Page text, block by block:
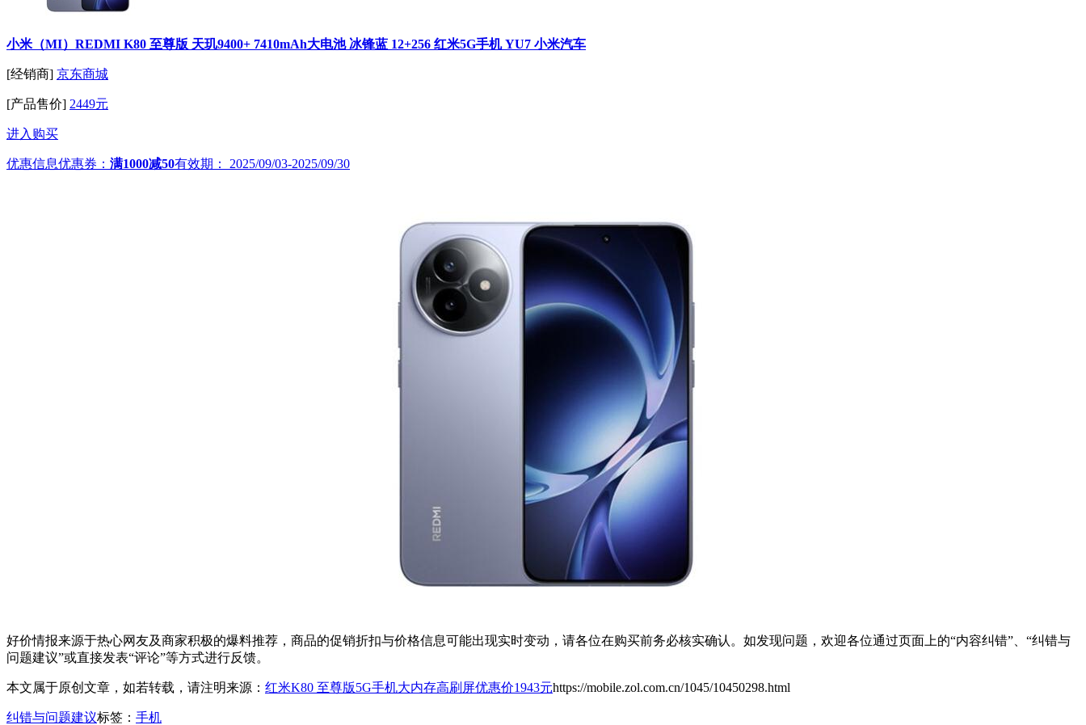
小米（MI）REDMI K80 至尊版 天玑9400+ 7410mAh大电池 冰锋蓝 12+256 红米5G手机 YU7 小米汽车
[经销商] 京东商城
[产品售价] 2449元
进入购买
优惠信息优惠券： 满1000减50有效期： 2025/09/03-2025/09/30
好价情报来源于热心网友及商家积极的爆料推荐，商品的促销折扣与价格信息可能出现实时变动，请各位在购买前务必核实确认。如发现问题，欢迎各位通过页面上的“内容纠错”、“纠错与
问题建议”或直接发表“评论”等方式进行反馈。
本文属于原创文章，如若转载，请注明来源： 红米K80 至尊版5G手机大内存高刷屏优惠价1943元https://mobile.zol.com.cn/1045/10450298.html
纠错与问题建议标签： 手机